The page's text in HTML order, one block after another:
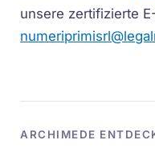
unsere zertifizierte
ARCHIMEDE